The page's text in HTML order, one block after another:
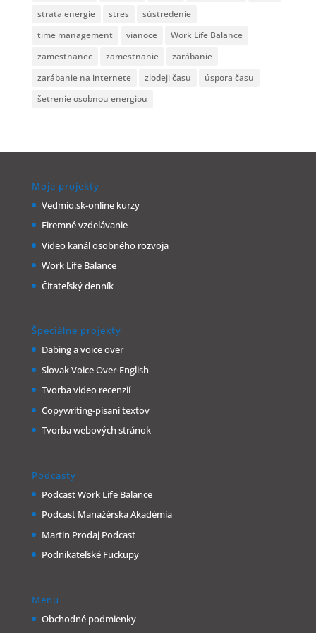
strata energie
stres
sústredenie
time management
vianoce
Work Life Balance
zamestnanec
zamestnanie
zarábanie
zarábanie na internete
zlodeji času
úspora času
šetrenie osobnou energiou
Moje projekty
Vedmio.sk-online kurzy
Firemné vzdelávanie
Video kanál osobného rozvoja
Work Life Balance
Čitateľský denník
Špeciálne projekty
Dabing a voice over
Slovak Voice Over-English
Tvorba video recenzií
Copywriting-písani textov
Tvorba webových stránok
Podcasty
Podcast Work Life Balance
Podcast Manažérska Akadémia
Martin Prodaj Podcast
Podnikateľské Fuckupy
Menu
Obchodné podmienky